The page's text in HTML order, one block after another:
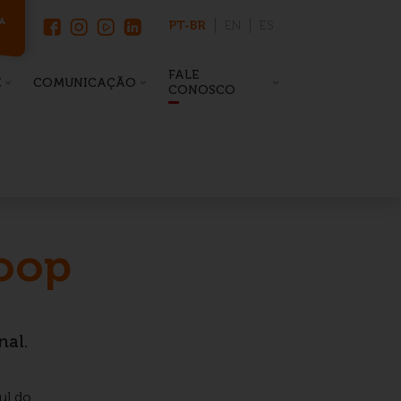
PT-BR
COMUNICAÇÃO
FALE
CONOSCO
do